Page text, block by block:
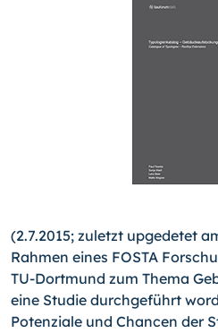
(2.7.2015; zuletzt upgedetet
Rahmen eines FOSTA
TU-Dortmund zum Thema
eine Studie durchgeführt
Potenziale und Chan­cen der